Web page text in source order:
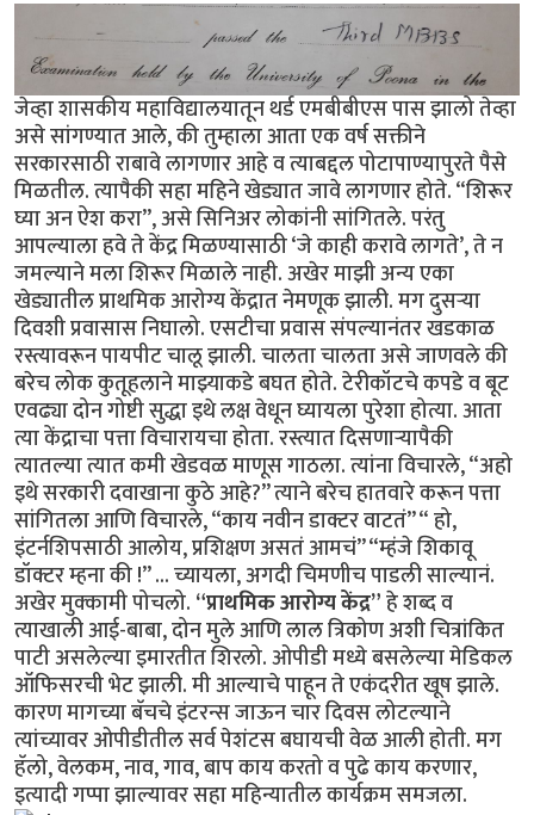
जेव्हा शासकीय महाविद्यालयातून थर्ड एमबीबीएस पास झालो तेव्हा
असे सांगण्यात आले, की तुम्हाला आता एक वर्ष सक्तीने
सरकारसाठी राबावे लागणार आहे व त्याबद्दल पोटापाण्यापुरते पैसे
मिळतील. त्यापैकी सहा महिने खेड्यात जावे लागणार होते. “शिरूर
घ्या अन ऐश करा”, असे सिनिअर लोकांनी सांगितले. परंतु
आपल्याला हवे ते केंद्र मिळण्यासाठी ‘जे काही करावे लागते’, ते न
जमल्याने मला शिरूर मिळाले नाही. अखेर माझी अन्य एका
खेड्यातील प्राथमिक आरोग्य केंद्रात नेमणूक झाली. मग दुसऱ्या
दिवशी प्रवासास निघालो. एसटीचा प्रवास संपल्यानंतर खडकाळ
रस्त्यावरून पायपीट चालू झाली. चालता चालता असे जाणवले की
बरेच लोक कुतूहलाने माझ्याकडे बघत होते. टेरीकॉटचे कपडे व बूट
एवढ्या दोन गोष्टी सुद्धा इथे लक्ष वेधून घ्यायला पुरेशा होत्या. आता
त्या केंद्राचा पत्ता विचारायचा होता. रस्त्यात दिसणाऱ्यापैकी
त्यातल्या त्यात कमी खेडवळ माणूस गाठला. त्यांना विचारले, “अहो
इथे सरकारी दवाखाना कुठे आहे?” त्याने बरेच हातवारे करून पत्ता
सांगितला आणि विचारले, “काय नवीन डाक्टर वाटतं” “ हो,
इंटर्नशिपसाठी आलोय, प्रशिक्षण असतं आमचं” “म्हंजे शिकावू
डॉक्टर म्हना की !” ... च्यायला, अगदी चिमणीच पाडली साल्यानं.
अखेर मुक्कामी पोचलो.“प्राथमिक आरोग्य केंद्र”हे शब्द व
त्याखाली आई-बाबा, दोन मुले आणि लाल त्रिकोण अशी चित्रांकित
पाटी असलेल्या इमारतीत शिरलो. ओपीडी मध्ये बसलेल्या मेडिकल
ऑफिसरची भेट झाली. मी आल्याचे पाहून ते एकंदरीत खूष झाले.
कारण मागच्या बॅचचे इंटरन्स जाऊन चार दिवस लोटल्याने
त्यांच्यावर ओपीडीतील सर्व पेशंटस बघायची वेळ आली होती. मग
हॅलो, वेलकम, नाव, गाव, बाप काय करतो व पुढे काय करणार,
इत्यादी गप्पा झाल्यावर सहा महिन्यातील कार्यक्रम समजला.